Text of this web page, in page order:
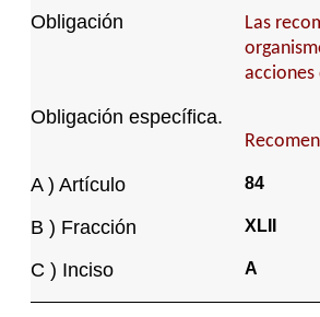
Obligación
Las
Obligación específica.
A ) Artículo 84
B ) Fracción XLII
C ) Inciso A